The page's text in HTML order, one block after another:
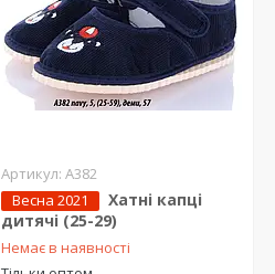
A382
Весна 2021
Хатні капці
дитячі (25-29)
Немає в наявності